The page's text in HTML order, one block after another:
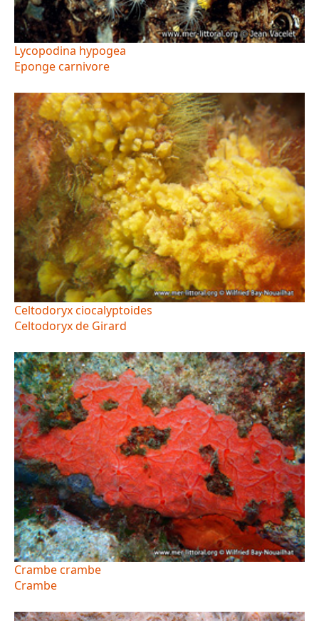
Lycopodina hypogea
Eponge carnivore
Celtodoryx ciocalyptoides
Celtodoryx de Girard
Crambe crambe
Crambe